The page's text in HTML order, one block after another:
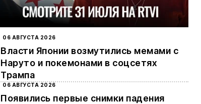
06 АВГУСТА 2026
Власти Японии возмутились мемами с
Наруто и покемонами в соцсетях
Трампа
06 АВГУСТА 2026
Появились первые снимки падения